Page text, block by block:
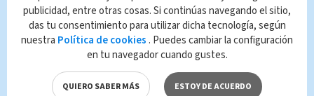
publicidad, entre otras cosas. Si continúas navegando el sitio,
das tu consentimiento para utilizar dicha tecnología, según
nuestra Política de cookies . Puedes cambiar la configuración
en tu navegador cuando gustes.
QUIERO SABER MÁS ESTOY DE ACUERDO